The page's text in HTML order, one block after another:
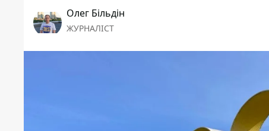
Олег Більдін
ЖУРНАЛІСТ